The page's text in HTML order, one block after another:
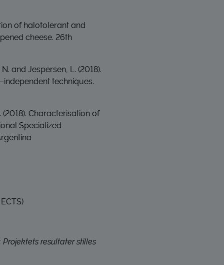
of halotolerant and
cheese. 26th
and Jespersen, L. (2018).
techniques.
(2018). Characterisation of
Specialized
resultater stilles